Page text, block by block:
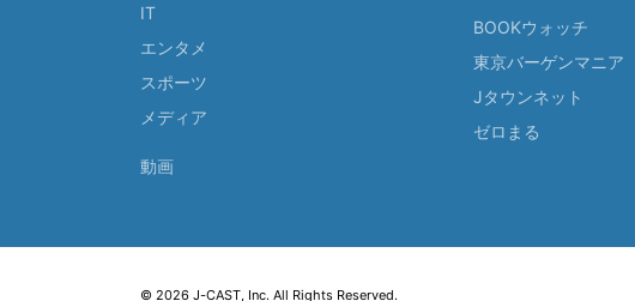
IT
エンタメ
スポーツ
メディア
動画
BOOKウォッチ
東京バーゲンマニア
Jタウンネット
ゼロまる
© 2026 J-CAST, Inc. All Rights Reserved.